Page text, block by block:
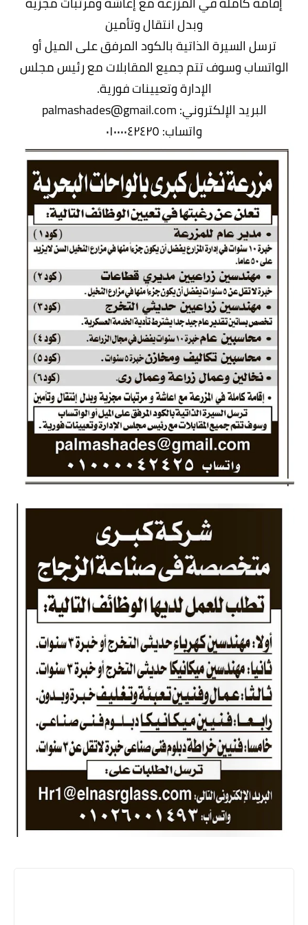
وبدل انتقال وتأمين
ترسل السيرة الذاتية بالكود المرفق على الميل أو
الواتساب وسوف تتم جميع المقابلات مع رئيس مجلس
الإدارة وتعيينات فورية.
البريد الإلكتروني: palmashades@gmail.com
واتساب: ٠١٠٠٠٠٤٢٤٢٥